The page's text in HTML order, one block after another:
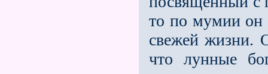
то по мумии он
свежей жизни.
что лунные